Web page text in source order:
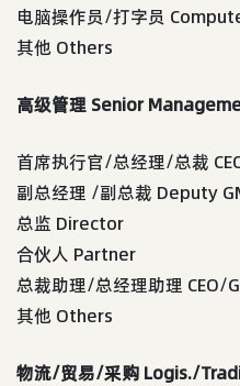
电脑操作员/打字员
其他 Others
高级管理 Senior
首席执行官/总经理/总裁
副总经理 /副总裁 Deputy
总监 Director
合伙人 Partner
总裁助理/总经理助理
其他 Others
物流/贸易/采购 Logis./